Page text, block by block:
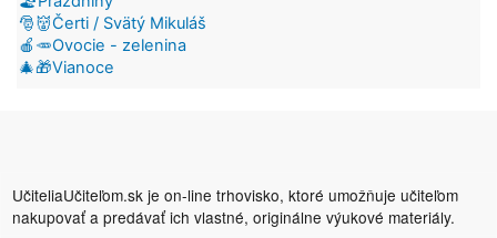
🎅👹Čerti / Svätý Mikuláš
🍎🥕Ovocie - zelenina
🎄🎁Vianoce
UčiteliaUčiteľom.sk je on-line trhovisko, ktoré umožňuje učiteľom
nakupovať a predávať ich vlastné, originálne výukové materiály.